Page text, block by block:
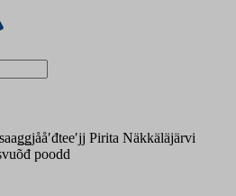
Pirita Näkkäläjärvi
poodd